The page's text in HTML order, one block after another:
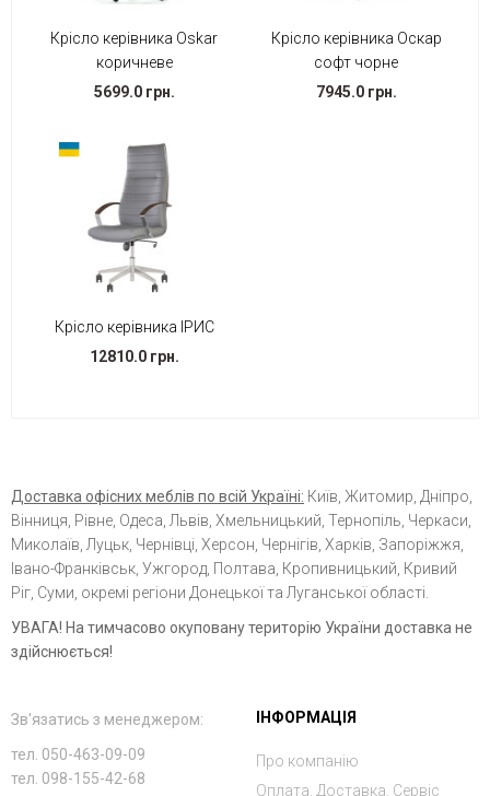
Крісло керівника Oskar
коричневе
5699.0 грн.
Крісло керівника Оскар
софт чорне
7945.0 грн.
Крісло керівника ІРИС
12810.0 грн.
Доставка офісних меблів по всій Україні: Київ, Житомир, Дніпро,
Вінниця, Рівне, Одеса, Львів, Хмельницький, Тернопіль, Черкаси,
Миколаїв, Луцьк, Чернівці, Херсон, Чернігів, Харків, Запоріжжя,
Івано-Франківськ, Ужгород, Полтава, Кропивницький, Кривий
Ріг, Суми, окремі регіони Донецької та Луганської області.
УВАГА! На тимчасово окуповану територію України доставка не
здійснюється!
Зв'язатись з менеджером:
тел. 050-463-09-09
тел. 098-155-42-68
ІНФОРМАЦІЯ
Про компанію
Оплата. Доставка. Сервіс